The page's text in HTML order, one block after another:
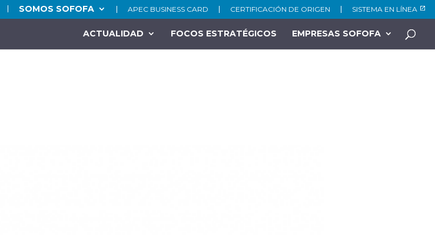
SOMOS SOFOFA APEC BUSINESS CARD CERTIFICACIÓN DE ORIGEN SISTEMA EN LÍNEA
ACTUALIDAD FOCOS ESTRATÉGICOS EMPRESAS SOFOFA